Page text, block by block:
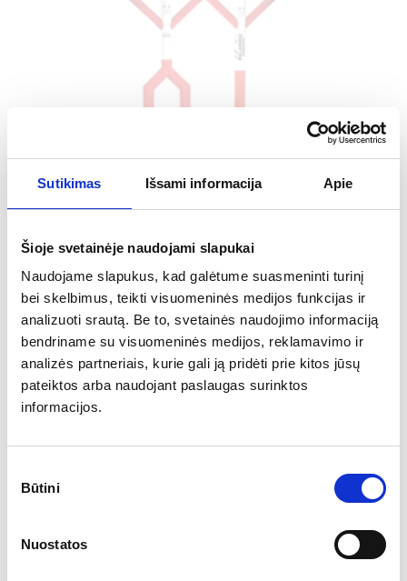
Sutikimas Išsami informacija Apie
Šioje svetainėje naudojami slapukai
Naudojame slapukus, kad galėtume suasmeninti turinį
bei skelbimus, teikti visuomeninės medijos funkcijas ir
analizuoti srautą. Be to, svetainės naudojimo informaciją
bendriname su visuomeninės medijos, reklamavimo ir
analizės partneriais, kurie gali ją pridėti prie kitos jūsų
pateiktos arba naudojant paslaugas surinktos
informacijos.
pasirinkimas
Būtini
Nuostatos
Inflatable, advertisement
Inflatable furniture